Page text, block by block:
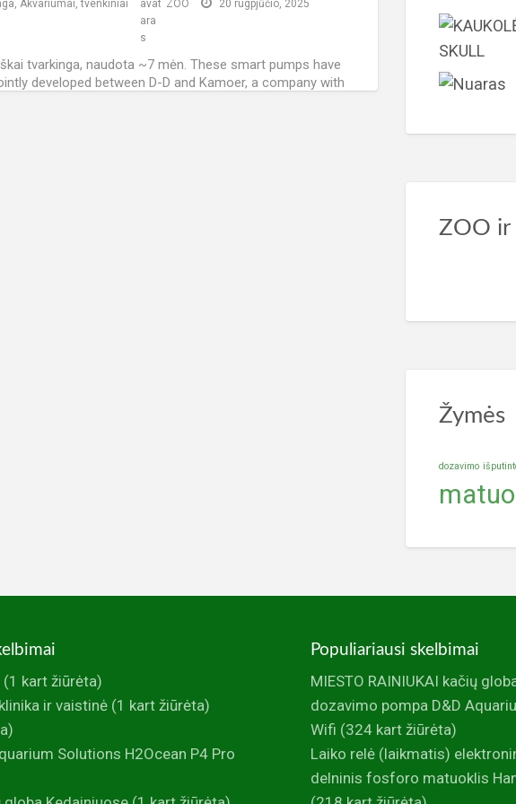
Akvariumai, tvenkiniai ZOO 20 rugpjūčio, 2025
tvarkinga, naudota ~7 mėn. These smart pumps have
developed between D-D and Kamoer, a company with
ZOO ir
Žymės
dozavimo
(1 kart žiūrėta)
ir vaistinė(1 kart žiūrėta)
Solutions H2Ocean P4 Pro
Populiariausi skelbimai
MIESTO RAINIUKAI kačių
dozavimo pompa D&D
Wifi (324 kart žiūrėta)
Laiko relė (laikmatis)
delninis fosforo matuoklis